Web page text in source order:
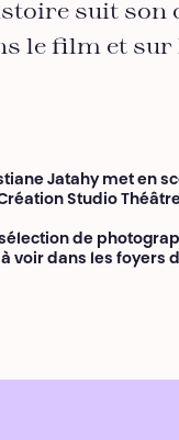
suit son
le film et
Jatahy met en
Studio
de
voir dans les foyers